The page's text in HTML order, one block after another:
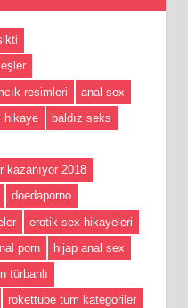
resimleri
anal sex
hikaye
baldız seks
kazanıyor 2018
doedaporno
erotik sex hikayeleri
porn
hijap anal sex
türbanlı
rokettube tüm kategoriler